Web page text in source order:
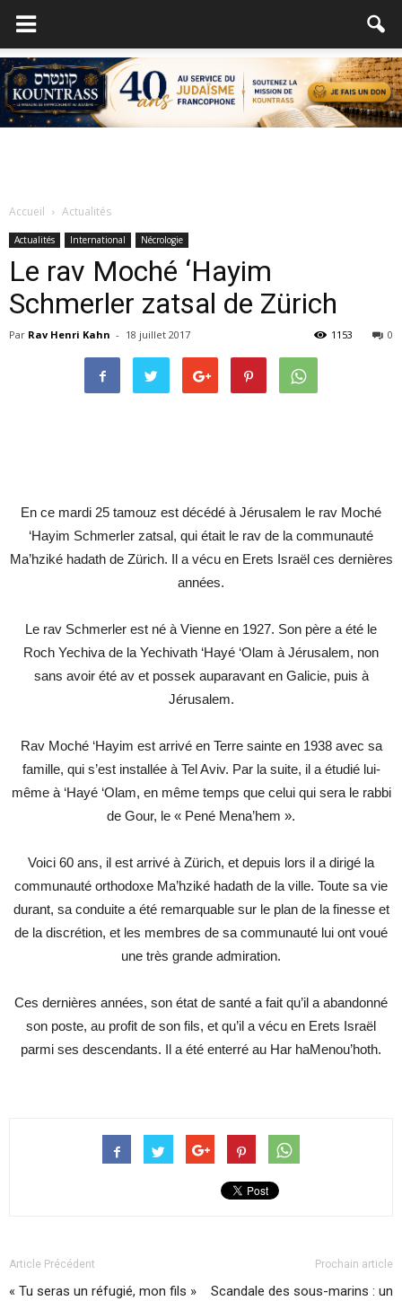
Accueil Actualités
Actualités International Nécrologie
Le rav Moché ‘Hayim
Schmerler zatsal de Zürich
Par Rav Henri Kahn - 18 juillet 2017 0
1153
En ce mardi 25 tamouz est décédé à Jérusalem le rav Moché
‘Hayim Schmerler zatsal, qui était le rav de la communauté
Ma’hziké hadath de Zürich. Il a vécu en Erets Israël ces dernières
années.
Le rav Schmerler est né à Vienne en 1927. Son père a été le
Roch Yechiva de la Yechivath ‘Hayé ‘Olam à Jérusalem, non
sans avoir été av et possek auparavant en Galicie, puis à
Jérusalem.
Rav Moché ‘Hayim est arrivé en Terre sainte en 1938 avec sa
famille, qui s’est installée à Tel Aviv. Par la suite, il a étudié lui-
même à ‘Hayé ‘Olam, en même temps que celui qui sera le rabbi
de Gour, le « Pené Mena’hem ».
Voici 60 ans, il est arrivé à Zürich, et depuis lors il a dirigé la
communauté orthodoxe Ma’hziké hadath de la ville. Toute sa vie
durant, sa conduite a été remarquable sur le plan de la finesse et
de la discrétion, et les membres de sa communauté lui ont voué
une très grande admiration.
Ces dernières années, son état de santé a fait qu’il a abandonné
son poste, au profit de son fils, et qu’il a vécu en Erets Israël
parmi ses descendants. Il a été enterré au Har haMenou’hoth.
Article Précédent
« Tu seras un réfugié, mon fils »
Prochain article
Scandale des sous-marins : un